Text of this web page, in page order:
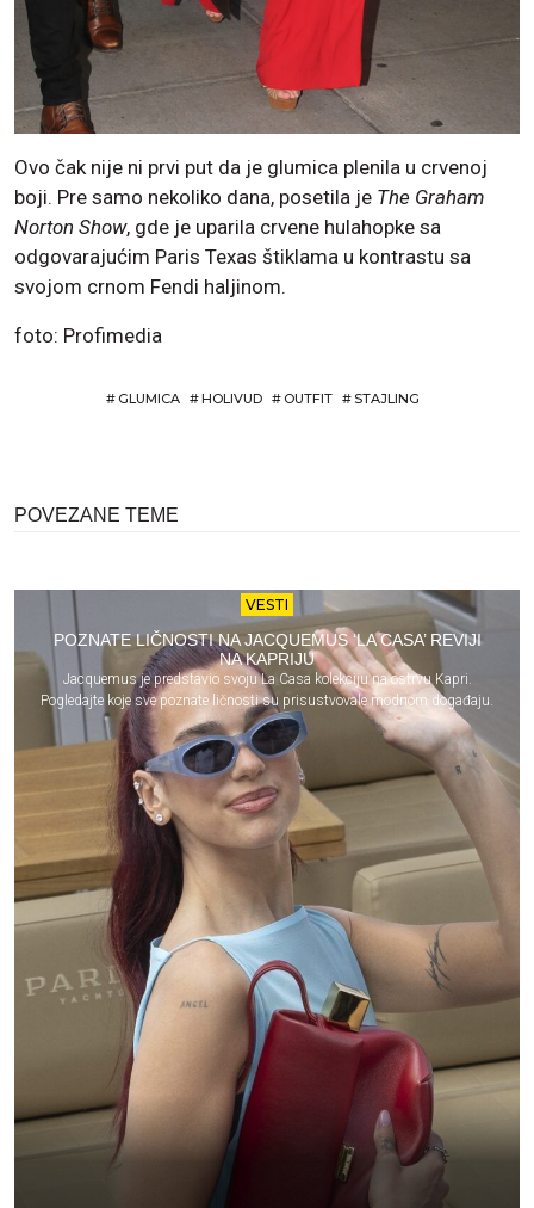
Ovo čak nije ni prvi put da je glumica plenila u crvenoj
boji. Pre samo nekoliko dana, posetila je The Graham
Norton Show, gde je uparila crvene hulahopke sa
odgovarajućim Paris Texas štiklama u kontrastu sa
svojom crnom Fendi haljinom.
foto: Profimedia
# GLUMICA #HOLIVUD # OUTFIT # STAJLING
POVEZANE TEME
VESTI
POZNATE LIČNOSTI NA JACQUEMUS ‘LA CASA’ REVIJI
NA KAPRIJU
Jacquemus je predstavio svoju La Casa kolekciju na ostrvu Kapri.
Pogledajte koje sve poznate ličnosti su prisustvovale modnom događaju.